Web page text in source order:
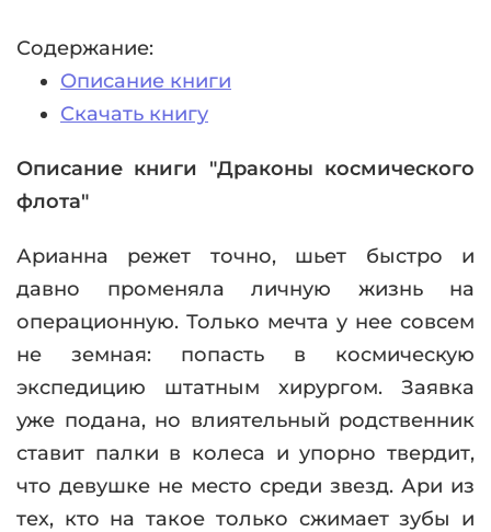
Содержание:
Описание книги
Скачать книгу
Описание книги "Драконы космического
флота"
Арианна режет точно, шьет быстро и
давно променяла личную жизнь на
операционную. Только мечта у нее совсем
не земная: попасть в космическую
экспедицию штатным хирургом. Заявка
уже подана, но влиятельный родственник
ставит палки в колеса и упорно твердит,
что девушке не место среди звезд. Ари из
тех, кто на такое только сжимает зубы и